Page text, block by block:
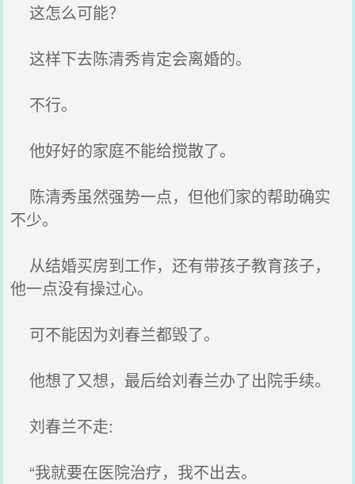
这怎么可能？
这样下去陈清秀肯定会离婚的。
不行。
他好好的家庭不能给搅散了。
陈清秀虽然强势一点，但他们家的帮助确实
不少。
从结婚买房到工作，还有带孩子教育孩子，
他一点没有操过心。
可不能因为刘春兰都毁了。
他想了又想，最后给刘春兰办了出院手续。
刘春兰不走:
“我就要在医院治疗，我不出去。